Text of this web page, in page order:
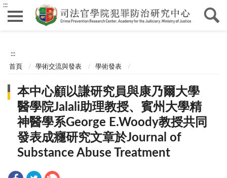
:::
:::
首頁 學術交流與發表 學術發表
本中心顧以謙研究員與康乃爾大學
醫學院Jalali助理教授、賓州大學精
神醫學系George E.Woody教授共同
發表成癮研究文章於Journal of
Substance Abuse Treatment